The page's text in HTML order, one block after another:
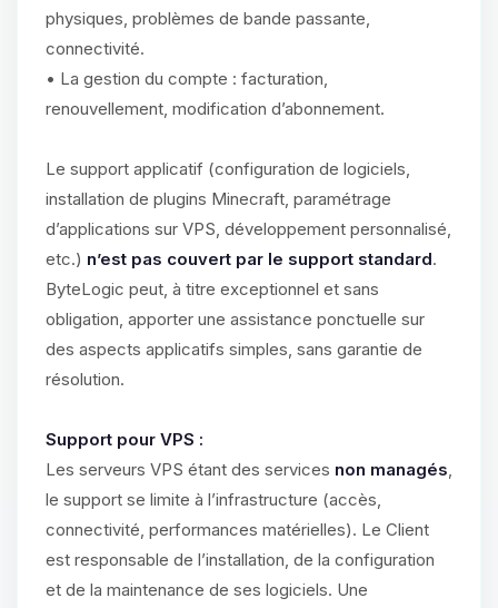
physiques, problèmes de bande passante,
connectivité.
• La gestion du compte : facturation,
renouvellement, modification d’abonnement.
Le support applicatif (configuration de logiciels,
installation de plugins Minecraft, paramétrage
d’applications sur VPS, développement personnalisé,
etc.) n’est pas couvert par le support standard.
ByteLogic peut, à titre exceptionnel et sans
obligation, apporter une assistance ponctuelle sur
des aspects applicatifs simples, sans garantie de
résolution.
Support pour VPS :
Les serveurs VPS étant des services non managés,
le support se limite à l’infrastructure (accès,
connectivité, performances matérielles). Le Client
est responsable de l’installation, de la configuration
et de la maintenance de ses logiciels. Une